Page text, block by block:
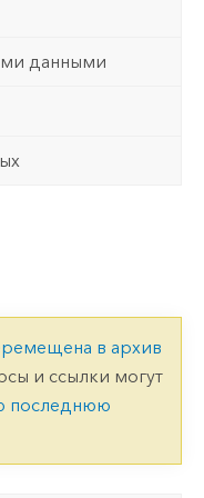
данными
в архив
и ссылки могут
последнюю